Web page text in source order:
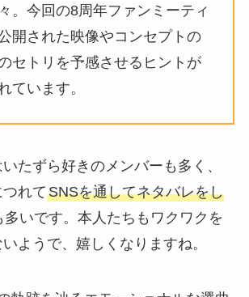
。今回の8周年ファンミーティ
開された映像やコンセプトの
セトリを予感させるヒントが
ています。
たずら好きのメンバーも多く、
れてSNSを通してネタバレをし
多いです。本人たちもワクワクを
ようで、嬉しくなりますね。